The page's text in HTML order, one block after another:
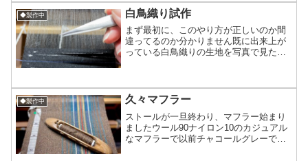
ナーではなくタ...
◆製作中 白鳥織り試作
まず最初に、このやり方が正しいのか間
違ってるのか分かりません既に出来上が
っている白鳥織りの生地を写真で見ただ
きる織り』で再現しようとしています使
用しているのは工場生産さ...
◆製作中 久々マフラー
ストールが一旦終わり、マフラー始まり
ましたウール90ナイロン10のカジュアル
なマフラーで以前チャコールグレーで織